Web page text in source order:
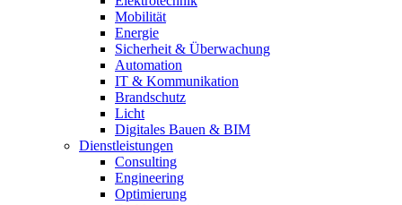
Mobilität
Energie
Sicherheit & Überwachung
Automation
IT & Kommunikation
Brandschutz
Licht
Digitales Bauen & BIM
Dienstleistungen
Consulting
Engineering
Optimierung